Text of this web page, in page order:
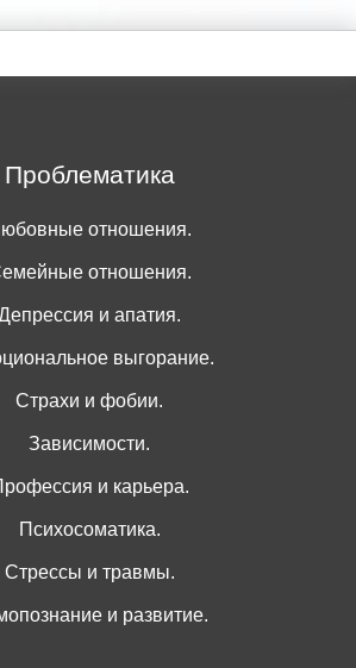
Проблематика
отношения.
отношения.
и апатия.
выгорание.
Страхи и фобии.
Зависимости.
и карьера.
Психосоматика.
Стрессы и травмы.
и развитие.